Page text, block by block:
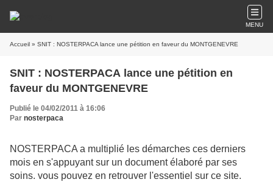
MENU
Accueil » SNIT : NOSTERPACA lance une pétition en faveur du MONTGENEVRE
SNIT : NOSTERPACA lance une pétition en
faveur du MONTGENEVRE
Publié le 04/02/2011 à 16:06
Par nosterpaca
NOSTERPACA a multiplié les démarches ces derniers
mois en s'appuyant sur un document élaboré par ses
soins. vous pouvez en retrouver l'essentiel sur ce site.